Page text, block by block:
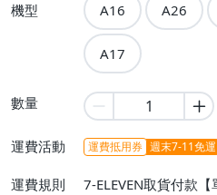
機型 A16 A26
A17
數量
運費活動 運費抵用券 週末7-11免運
運費規則
7-ELEVEN取貨付款